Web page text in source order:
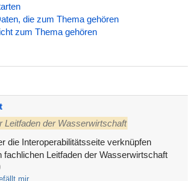
die zum Thema gehören
zum Thema gehören
Leitfaden der Wasserwirtschaft
die Interoperabilitätsseite verknüpfen
fachlichen Leitfaden der Wasserwirtschaft
mir